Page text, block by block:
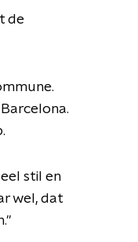
de
stil en
wel, dat